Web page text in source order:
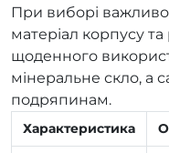
При виборі важливо
матеріал корпусу
щоденного
мінеральне скло, а
подряпинам.
Характеристика